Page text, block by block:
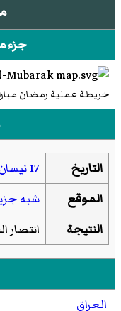
جزء
خريطة عملية رمضان
التاريخ 17 نيسان
الموقع
شبه
النتيجة
انتصار
العراق